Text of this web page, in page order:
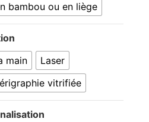
bambou ou en liège
main
Laser
vitrifiée